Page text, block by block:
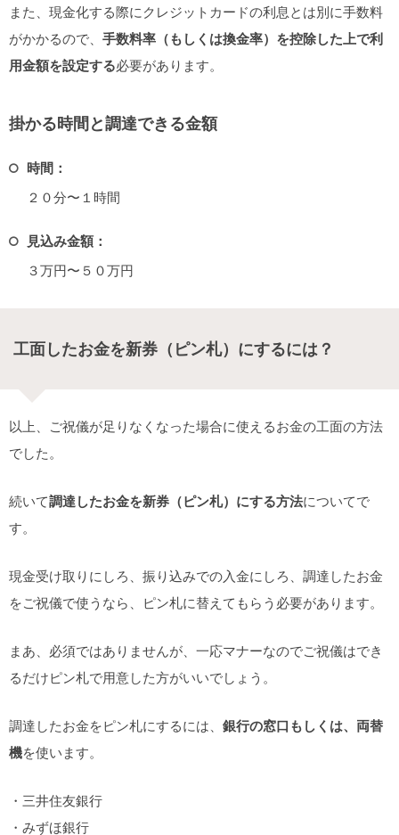
また、現金化する際にクレジットカードの利息とは別に手数料
がかかるので、 手数料率（もしくは換金率）を控除した上で利
用金額を設定する必要があります。
掛かる時間と調達できる金額
時間：
２０分〜１時間
見込み金額：
３万円〜５０万円
工面したお金を新券（ピン札）にするには？
以上、ご祝儀が足りなくなった場合に使えるお金の工面の方法
でした。
続いて調達したお金を新券（ピン札）にする方法についてで
す。
現金受け取りにしろ、振り込みでの入金にしろ、調達したお金
をご祝儀で使うなら、ピン札に替えてもらう必要があります。
まあ、必須ではありませんが、一応マナーなのでご祝儀はでき
るだけピン札で用意した方がいいでしょう。
調達したお金をピン札にするには、 銀行の窓口もしくは、両替
機を使います。
・三井住友銀行
・みずほ銀行